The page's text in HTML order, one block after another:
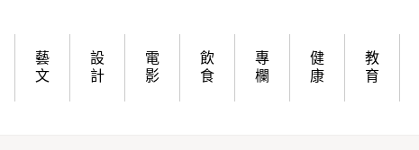
藝
文
設
計
電
影
飲
食
專
欄
健
康
教
育